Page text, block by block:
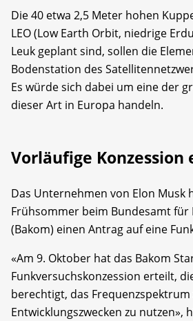
Die 40 etwa 2,5 Meter hohen
LEO (Low Earth Orbit, niedrige
Leuk geplant sind, sollen die
Bodenstation des
Es würde sich dabei um eine der
dieser Art in Europa handeln.
Vorläufige
Das Unternehmen von Elon Musk
Frühsommer beim Bundesamt
(Bakom) einen Antrag auf eine
«Am 9. Oktober hat das Bakom
Funkversuchskonzession erteilt,
berechtigt, das Frequenzspektrum
Entwicklungszwecken zu nutzen»,